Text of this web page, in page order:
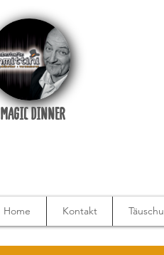
MAGIC DINNER
Home Kontakt